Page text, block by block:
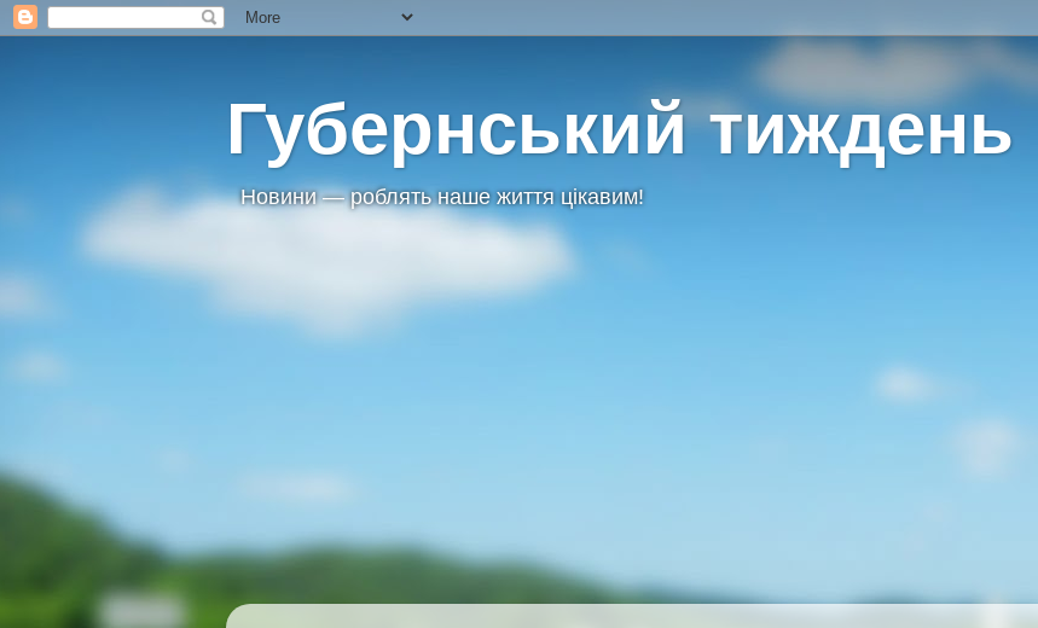
Губернський тиждень
Новини — роблять наше життя цікавим!